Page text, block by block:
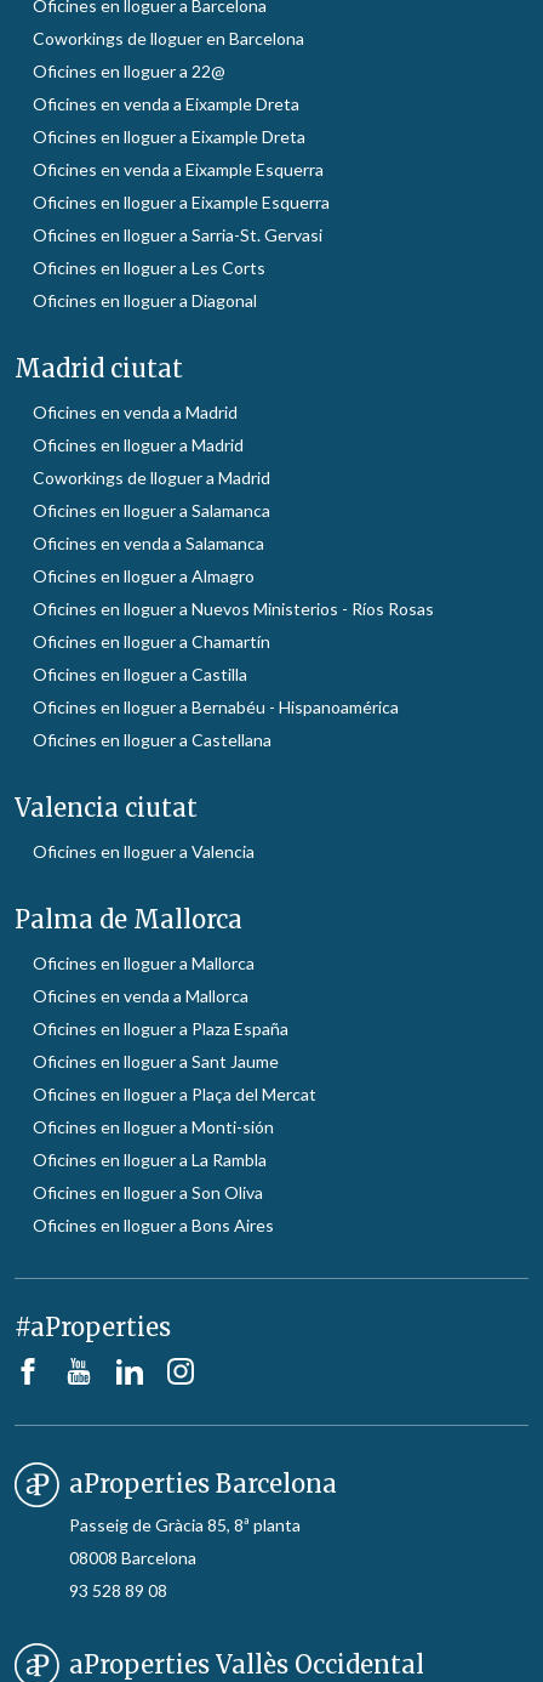
Oficines en lloguer a Barcelona
Coworkings de lloguer en Barcelona
Oficines en lloguer a 22@
Oficines en venda a Eixample Dreta
Oficines en lloguer a Eixample Dreta
Oficines en venda a Eixample Esquerra
Oficines en lloguer a Eixample Esquerra
Oficines en lloguer a Sarria-St. Gervasi
Oficines en lloguer a Les Corts
Oficines en lloguer a Diagonal
Madrid ciutat
Oficines en venda a Madrid
Oficines en lloguer a Madrid
Coworkings de lloguer a Madrid
Oficines en lloguer a Salamanca
Oficines en venda a Salamanca
Oficines en lloguer a Almagro
Oficines en lloguer a Nuevos Ministerios - Ríos Rosas
Oficines en lloguer a Chamartín
Oficines en lloguer a Castilla
Oficines en lloguer a Bernabéu - Hispanoamérica
Oficines en lloguer a Castellana
Valencia ciutat
Oficines en lloguer a Valencia
Palma de Mallorca
Oficines en lloguer a Mallorca
Oficines en venda a Mallorca
Oficines en lloguer a Plaza España
Oficines en lloguer a Sant Jaume
Oficines en lloguer a Plaça del Mercat
Oficines en lloguer a Monti-sión
Oficines en lloguer a La Rambla
Oficines en lloguer a Son Oliva
Oficines en lloguer a Bons Aires
#aProperties
aProperties Barcelona
Passeig de Gràcia 85, 8ª planta
08008 Barcelona
93 528 89 08
aProperties Vallès Occidental